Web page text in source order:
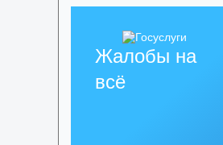
Жалобы на
всё